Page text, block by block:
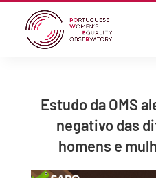
Estudo da OMS
negativo das
homens e